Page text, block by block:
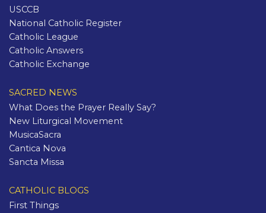
USCCB
National Catholic Register
Catholic League
Catholic Answers
Catholic Exchange
SACRED NEWS
What Does the Prayer Really Say?
New Liturgical Movement
MusicaSacra
Cantica Nova
Sancta Missa
CATHOLIC BLOGS
First Things